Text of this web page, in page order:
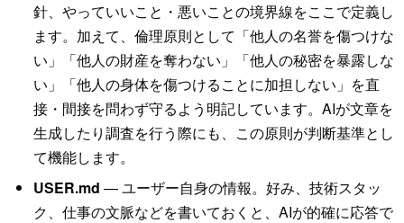
針、やっていいこと・悪いことの境界線をここで定義し
ます。加えて、倫理原則として「他人の名誉を傷つけな
い」「他人の財産を奪わない」「他人の秘密を暴露しな
い」「他人の身体を傷つけることに加担しない」を直
接・間接を問わず守るよう明記しています。AIが文章を
生成したり調査を行う際にも、この原則が判断基準とし
て機能します。
USER.md — ユーザー自身の情報。好み、技術スタッ
ク、仕事の文脈などを書いておくと、AIが的確に応答で